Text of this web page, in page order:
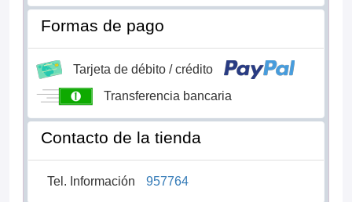
Formas de pago
Tarjeta de débito / crédito
Transferencia bancaria
Contacto de la tienda
Tel. Información 957764